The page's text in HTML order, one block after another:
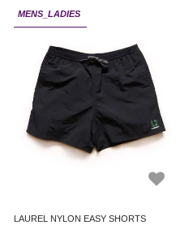
MENS_LADIES
LAUREL NYLON EASY SHORTS